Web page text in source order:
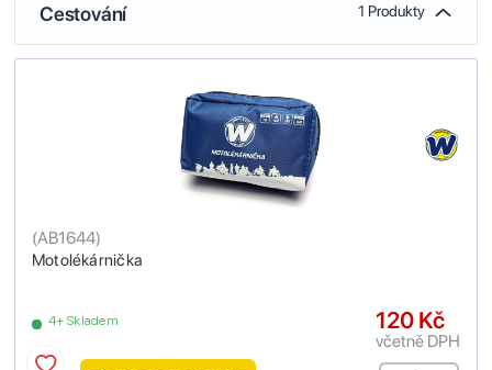
Cestování 1 Produkty
Motolékárnička
(AB1644)
4+ Skladem 120 Kč
včetně DPH